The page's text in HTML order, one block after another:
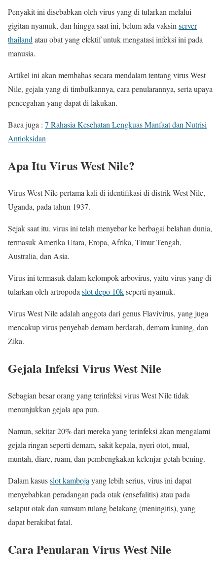
Penyakit ini disebabkan oleh virus yang di tularkan melalui
gigitan nyamuk, dan hingga saat ini, belum ada vaksinserver
thailandatau obat yang efektif untuk mengatasi infeksi ini pada
manusia.
Artikel ini akan membahas secara mendalam tentang virus West
Nile, gejala yang di timbulkannya, cara penularannya, serta upaya
pencegahan yang dapat di lakukan.
Baca juga : 7 Rahasia Kesehatan Lengkuas Manfaat dan Nutrisi
Antioksidan
Apa Itu Virus West Nile?
Virus West Nile pertama kali di identifikasi di distrik West Nile,
Uganda, pada tahun 1937.
Sejak saat itu, virus ini telah menyebar ke berbagai belahan dunia,
termasuk Amerika Utara, Eropa, Afrika, Timur Tengah,
Australia, dan Asia.
Virus ini termasuk dalam kelompok arbovirus, yaitu virus yang di
tularkan oleh artropoda slot depo 10kseperti nyamuk.
Virus West Nile adalah anggota dari genus Flavivirus, yang juga
mencakup virus penyebab demam berdarah, demam kuning, dan
Zika.
Gejala Infeksi Virus West Nile
Sebagian besar orang yang terinfeksi virus West Nile tidak
menunjukkan gejala apa pun.
Namun, sekitar 20% dari mereka yang terinfeksi akan mengalami
gejala ringan seperti demam, sakit kepala, nyeri otot, mual,
muntah, diare, ruam, dan pembengkakan kelenjar getah bening.
Dalam kasusslot kamboja yang lebih serius, virus ini dapat
menyebabkan peradangan pada otak (ensefalitis) atau pada
selaput otak dan sumsum tulang belakang (meningitis), yang
dapat berakibat fatal.
Cara Penularan Virus West Nile